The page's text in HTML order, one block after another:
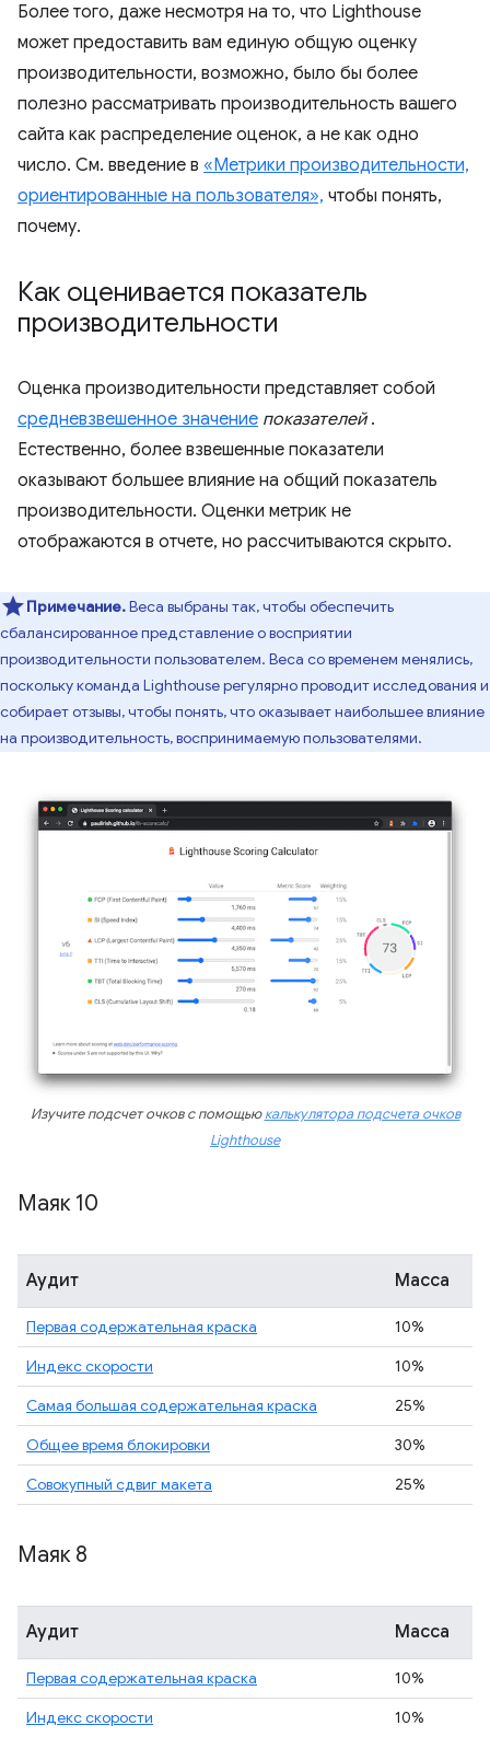
Более того, даже несмотря на то, что Lighthouse
может предоставить вам единую общую оценку
производительности, возможно, было бы более
полезно рассматривать производительность вашего
сайта как распределение оценок, а не как одно
число. См. введение в «Метрики производительности,
ориентированные на пользователя», чтобы понять,
почему.
Как оценивается показатель
производительности
Оценка производительности представляет собой
средневзвешенное значение показателей.
Естественно, более взвешенные показатели
оказывают большее влияние на общий показатель
производительности. Оценки метрик не
отображаются в отчете, но рассчитываются скрыто.
Примечание.Веса выбраны так, чтобы обеспечить
сбалансированное представление о восприятии
производительности пользователем. Веса со временем менялись,
поскольку команда Lighthouse регулярно проводит исследования и
собирает отзывы, чтобы понять, что оказывает наибольшее влияние
на производительность, воспринимаемую пользователями.
Изучите подсчет очков с помощьюкалькулятора подсчета очков
Lighthouse
Маяк 10
Аудит Масса
Первая содержательная краска
10%
Индекс скорости
10%
Самая большая содержательная краска
25%
Общее время блокировки
30%
Совокупный сдвиг макета
25%
Маяк 8
Аудит Масса
Первая содержательная краска
10%
Индекс скорости
10%